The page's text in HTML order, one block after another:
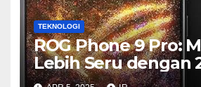
TEKNOLOGI
ROG Phone 9 Pro:
Lebih Seru dengan